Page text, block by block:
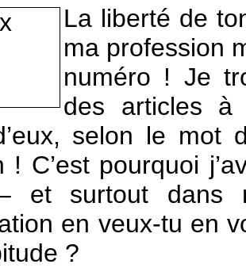
La liberté de
ma profession
numéro ! Je
des articles
, selon le mot
! C’est pourquoi
et surtout
en veux-tu en
?